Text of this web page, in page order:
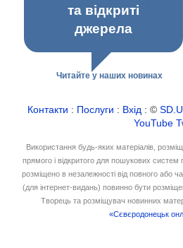
та відкриті
джерела
Читайте у наших новинах
Контакти : Послуги : Вхід : ©
YouTube
Використання будь-яких матеріалів,
прямого і відкритого для пошукових
розміщено в незалежності від повного або
(для інтернет-видань) повинно бути
Творець та розміщувач новинних
«Сєвєродонецьк